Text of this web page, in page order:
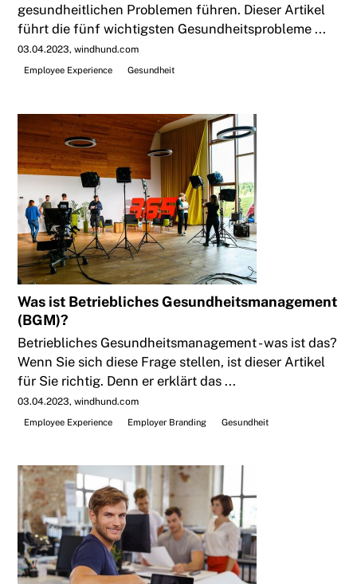
gesundheitlichen Problemen führen. Dieser Artikel
führt die fünf wichtigsten Gesundheitsprobleme ...
03.04.2023 windhund.com
Employee Experience
Gesundheit
Was ist Betriebliches Gesundheitsmanagement
(BGM)?
Betriebliches Gesundheitsmanagement - was ist das?
Wenn Sie sich diese Frage stellen, ist dieser Artikel
für Sie richtig. Denn er erklärt das ...
03.04.2023 windhund.com
Employee Experience
Employer Branding Gesundheit